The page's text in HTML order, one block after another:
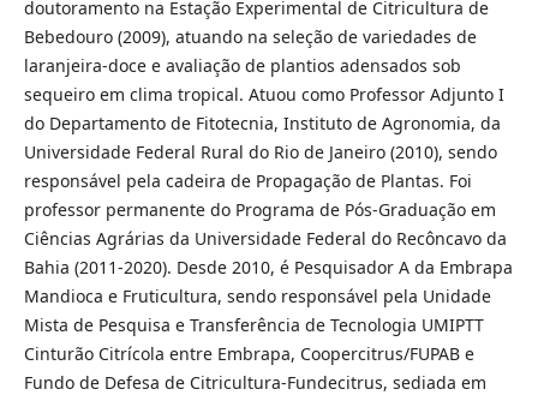
doutoramento na Estação Experimental de Citricultura de
Bebedouro (2009), atuando na seleção de variedades de
laranjeira-doce e avaliação de plantios adensados sob
sequeiro em clima tropical. Atuou como Professor Adjunto I
do Departamento de Fitotecnia, Instituto de Agronomia, da
Universidade Federal Rural do Rio de Janeiro (2010), sendo
responsável pela cadeira de Propagação de Plantas. Foi
professor permanente do Programa de Pós-Graduação em
Ciências Agrárias da Universidade Federal do Recôncavo da
Bahia (2011-2020). Desde 2010, é Pesquisador A da Embrapa
Mandioca e Fruticultura, sendo responsável pela Unidade
Mista de Pesquisa e Transferência de Tecnologia UMIPTT
Cinturão Citrícola entre Embrapa, Coopercitrus/FUPAB e
Fundo de Defesa de Citricultura-Fundecitrus, sediada em